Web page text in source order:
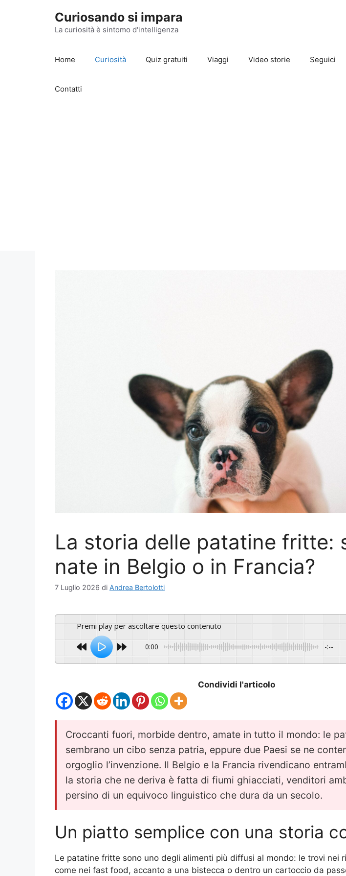
Curiosando si impara
La curiosità è sintomo d'intelligenza
Home Curiosità Quiz gratuiti Viaggi Video storie Seguici
Contatti
La storia delle patatine fritte:
nate in Belgio o in Francia?
7 Luglio 2026 di Andrea Bertolotti
Premi play per ascoltare questo contenuto
0:00 -:--
Condividi l'articolo
Croccanti fuori, morbide dentro, amate in tutto il mondo: le
sembrano un cibo senza patria, eppure due Paesi se ne
orgoglio l’invenzione. Il Belgio e la Francia rivendicano
la storia che ne deriva è fatta di fiumi ghiacciati, venditori
persino di un equivoco linguistico che dura da un secolo.
Un piatto semplice con una storia
Le patatine fritte sono uno degli alimenti più diffusi al mondo: le trovi nei
come nei fast food, accanto a una bistecca o dentro un cartoccio da